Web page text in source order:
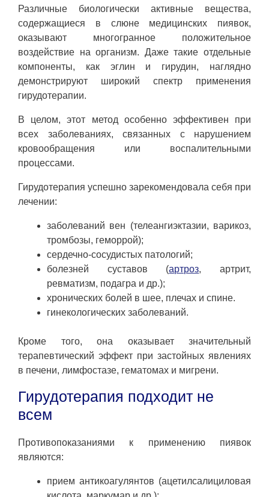
Различные биологически активные вещества,
содержащиеся в слюне медицинских пиявок,
оказывают многогранное положительное
воздействие на организм. Даже такие отдельные
компоненты, как эглин и гирудин, наглядно
демонстрируют широкий спектр применения
гирудотерапии.
В целом, этот метод особенно эффективен при
всех заболеваниях, связанных с нарушением
кровообращения или воспалительными
процессами.
Гирудотерапия успешно зарекомендовала себя при
лечении:
заболеваний вен (телеангиэктазии, варикоз,
тромбозы, геморрой);
сердечно-сосудистых патологий;
болезней суставов (артроз, артрит,
ревматизм, подагра и др.);
хронических болей в шее, плечах и спине.
гинекологических заболеваний.
Кроме того, она оказывает значительный
терапевтический эффект при застойных явлениях
в печени, лимфостазе, гематомах и мигрени.
Гирудотерапия подходит не
всем
Противопоказаниями к применению пиявок
являются:
прием антикоагулянтов (ацетилсалициловая